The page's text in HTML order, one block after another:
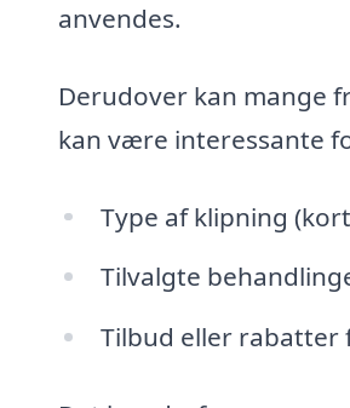
anvendes.
Derudover kan mange
kan være interessante
Type af klipning
Tilvalgte
Tilbud eller rabatter